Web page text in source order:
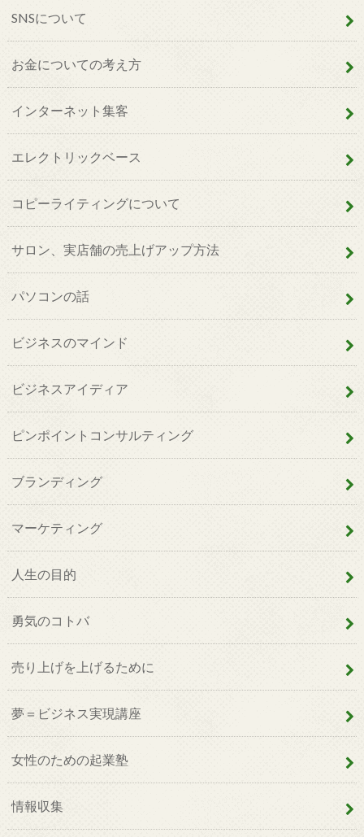
SNSについて
お金についての考え方
インターネット集客
エレクトリックベース
コピーライティングについて
サロン、実店舗の売上げアップ方法
パソコンの話
ビジネスのマインド
ビジネスアイディア
ピンポイントコンサルティング
ブランディング
マーケティング
人生の目的
勇気のコトバ
売り上げを上げるために
夢＝ビジネス実現講座
女性のための起業塾
情報収集